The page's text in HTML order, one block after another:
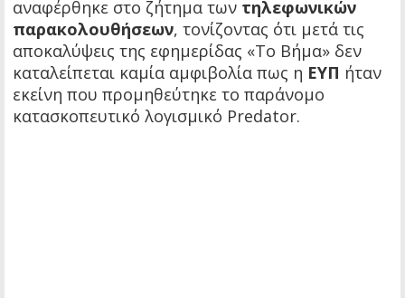
αναφέρθηκε στο ζήτημα των τηλεφωνικών
παρακολουθήσεων, τονίζοντας ότι μετά τις
αποκαλύψεις της εφημερίδας «Το Βήμα» δεν
καταλείπεται καμία αμφιβολία πως η ΕΥΠ ήταν
εκείνη που προμηθεύτηκε το παράνομο
κατασκοπευτικό λογισμικό Predator.